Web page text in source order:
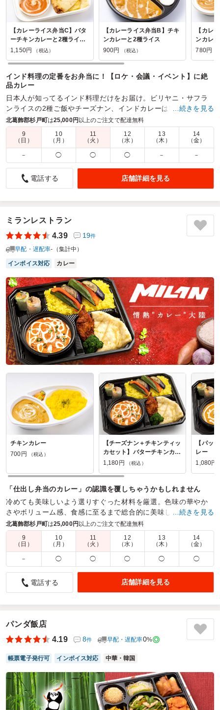
【カレーライス弁当C】バタ
ーチキンカレーと2種ライス
と選べるナン
1,150円 （税込）
【カレーライス弁当B】チキ
ンカレーと2種ライス
900円
（税込）
【カレ
ンカレー
780円
インド料理の定番をお弁当に！【ロケ・会議・イベント】に絶
品カレー
日本人が知ってるインド料理だけをお届け。ビリヤニ・サフラ
ンライスの2種ご飯やチーズナン、インドカレーは時間が経って
も絶品。インドカレー×弁当はこのお店に決まり！
商品数： 締切日時： 1日前17:00 価格帯：
780円～1,150円
配達時間：
10:00～23:00
お客様の声募集中！
『ダナピナスタンド』のお弁当への皆様のお声をお待ちしてい
…続きを見る
北葛飾郡杉戸町は25,000円以上のご注文で配達無料
9
（日）
10
（月）
11
（火）
12
（水）
13
（木）
14
（金）
－ ◯ ◯ ◯ － －
電話する 店舗詳細を見る
ミランレストラン
4.39
19件
早配・遅配率-（集計中）
インボイス対応 カレー
チキンカレー
700円
（税込）
【チーズナン＋チキンティッ
カセット】バターチキンカレ
ー
1,180円 （税込）
【パッ
レー
1,080円
「仕出し弁当のカレー」の認識を覆しちゃうかもしれません
冷めても美味しいよう選りすぐった材料を厳選。色味の華やか
さやボリューム感、食感に至るまで総合的に美味しく頂けるよ
う一つ一つ丁寧に仕上げています。
商品数： 締切日時： 1日前17:00 価格帯：
700円～1,180円
配達時間：
9:30～23:45
冷めても美味しいカレー
5.0
た。
味もとても美味しくて「ここのイベントはお弁当が美味し
い」と初めてイベントに参加したスタッフさんからも褒めら
れました。
冷めても美味しくて、スパイスが効いているけれど、辛すぎ
ないので誰もが楽しめるカレーでした。
ご利用シーン：イベント運営›イベントスタッフ
…続きを見る
北葛飾郡杉戸町は25,000円 以上のご注文で配達無料
9
（日）
10
（月）
11
（火）
12
（水）
13
（木）
14
（金）
－ ◯ ◯ ◯ ◯ ◯
電話する 店舗詳細を見る
パンダ飯店
4.19
8件 早配・遅配率0%
帳票電子発行可 インボイス対応 中華・韓国